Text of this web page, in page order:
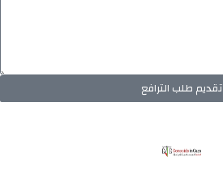
تقديم طلب الترافع